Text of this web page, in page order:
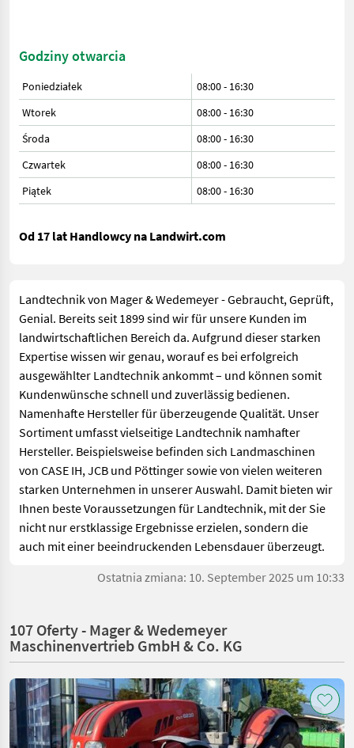
Godziny otwarcia
Poniedziałek 08:00- 16:30
Wtorek
08:00- 16:30
Środa
08:00- 16:30
Czwartek
08:00- 16:30
Piątek
08:00- 16:30
Od 17 lat Handlowcy na Landwirt.com
Landtechnik von Mager & Wedemeyer - Gebraucht, Geprüft,
Genial. Bereits seit 1899 sind wir für unsere Kunden im
landwirtschaftlichen Bereich da. Aufgrund dieser starken
Expertise wissen wir genau, worauf es bei erfolgreich
ausgewählter Landtechnik ankommt – und können somit
Kundenwünsche schnell und zuverlässig bedienen.
Namenhafte Hersteller für überzeugende Qualität. Unser
Sortiment umfasst vielseitige Landtechnik namhafter
Hersteller. Beispielsweise befinden sich Landmaschinen
von CASE IH, JCB und Pöttinger sowie von vielen weiteren
starken Unternehmen in unserer Auswahl. Damit bieten wir
Ihnen beste Voraussetzungen für Landtechnik, mit der Sie
nicht nur erstklassige Ergebnisse erzielen, sondern die
auch mit einer beeindruckenden Lebensdauer überzeugt.
Ostatnia zmiana: 10. September 2025 um 10:33
107 Oferty - Mager & Wedemeyer
Maschinenvertrieb GmbH & Co. KG